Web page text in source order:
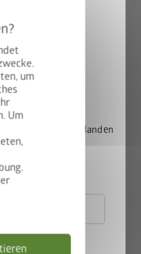
um
Um
mit einer
mit
Produkte
an und landen
Lostopf.